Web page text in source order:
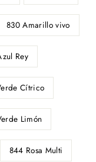
830 Amarillo vivo
Rey
Cítrico
Limón
844 Rosa Multi